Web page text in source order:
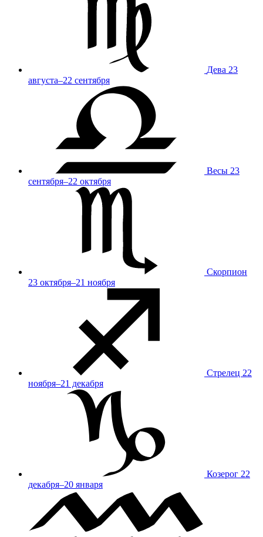
Дева 23
августа–22 сентября
Весы 23
сентября–22 октября
Скорпион
23 октября–21 ноября
Стрелец 22
ноября–21 декабря
Козерог 22
декабря–20 января